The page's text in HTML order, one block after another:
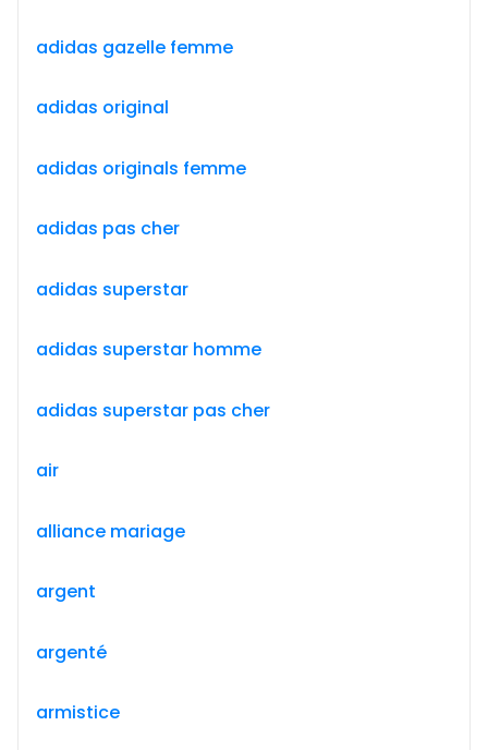
adidas gazelle femme
adidas original
adidas originals femme
adidas pas cher
adidas superstar
adidas superstar homme
adidas superstar pas cher
air
alliance mariage
argent
argenté
armistice